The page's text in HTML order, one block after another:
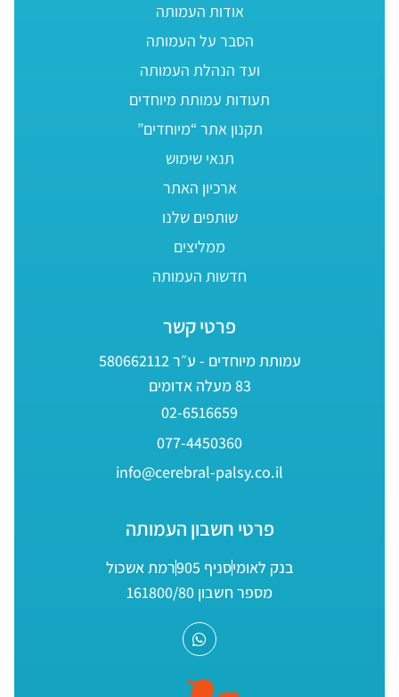
אודות העמותה
הסבר על העמותה
ועד הנהלת העמותה
תעודות עמותת מיוחדים
תקנון אתר “מיוחדים”
תנאי שימוש
ארכיון האתר
שותפים שלנו
ממליצים
חדשות העמותה
פרטי קשר
עמותת מיוחדים - ע״ר 580662112
83 מעלה אדומים
02-6516659
077-4450360
info@cerebral-palsy.co.il
פרטי חשבון העמותה
בנק לאומיסניף 905
רמת אשכול
מספר חשבון 161800/80